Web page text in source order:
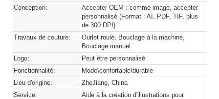
Conception:
Accepter OEM : comme image, accepter
personnalisé (Format : AI, PDF, TIF, plus
de 300 DPI)
Travaux de couture:
Ourlet roulé, Bouclage à la machine,
Bouclage manuel
Logo:
Peut être personnalisé
Fonctionnalité:
Mode\confortable\durable
Lieu d'origine:
ZheJiang, China
Service:
Aide à la création d'illustrations pour